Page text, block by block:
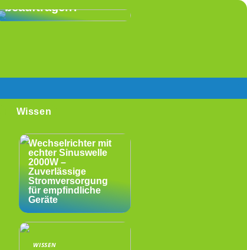
beauftragen?
Wissen
Wechselrichter mit
echter Sinuswelle
2000W –
Zuverlässige
Stromversorgung
für empfindliche
Geräte
WISSEN